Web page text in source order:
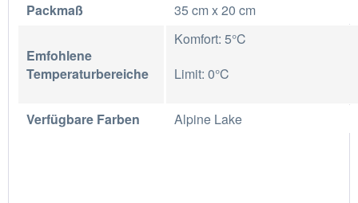
Packmaß
35 cm x 20 cm
Emfohlene
Temperaturbereiche
Komfort: 5°C
Limit: 0°C
Verfügbare Farben Alpine Lake